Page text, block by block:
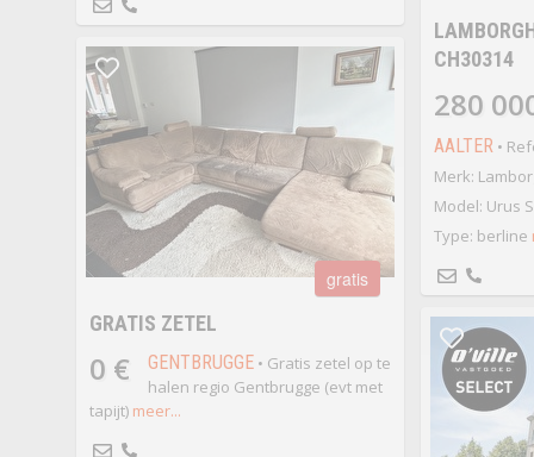
CH30314
280
AALTER•
Merk:
Model: Urus
Type: berline
gratis
GRATIS ZETEL
0 € GENTBRUGGE• Gratis zetel op te
halen regio Gentbrugge (evt met
tapijt) meer...